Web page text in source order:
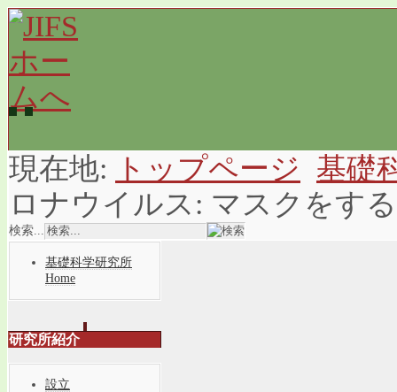
現在地: トップページ 基礎
ロナウイルス: マスクをす
検索...
基礎科学研究所
Home
研究所紹介
設立